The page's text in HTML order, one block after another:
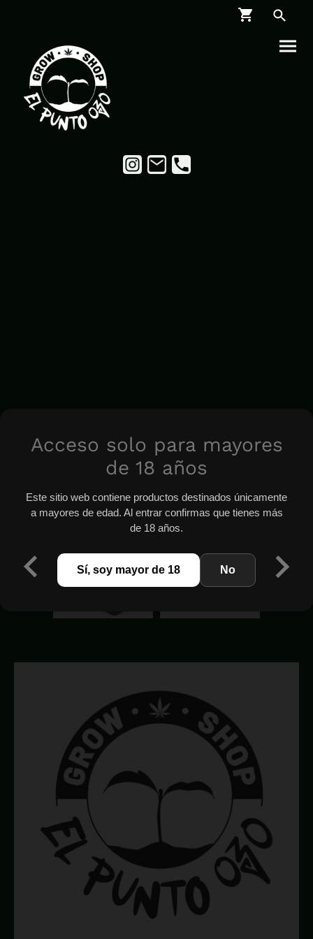
Acceso solo para mayores
de 18 años
Este sitio web contiene productos destinados únicamente
a mayores de edad. Al entrar confirmas que tienes más
de 18 años.
Sí, soy mayor de 18 No